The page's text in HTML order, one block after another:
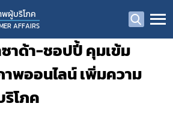
ผู้บริโภค
AFFAIRS
าด้า-ชอปปี้ คุมเข้ม
ออนไลน์ เพิ่มความ
โภค